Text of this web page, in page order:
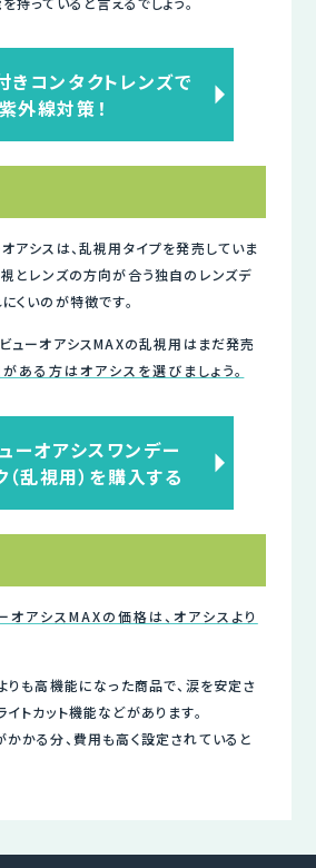
きコンタクトレンズで
紫外線対策！
アシスは、乱視用タイプを発売していま
とレンズの方向が合う独自のレンズデ
くいのが特徴です。
ューオアシスMAXの乱視用はまだ発売
ある方はオアシスを選びましょう。
ーオアシスワンデー
（乱視用）を購入する
オアシスMAXの価格は、オアシスより
りも高機能になった商品で、涙を安定さ
トカット機能などがあります。
かる分、費用も高く設定されていると